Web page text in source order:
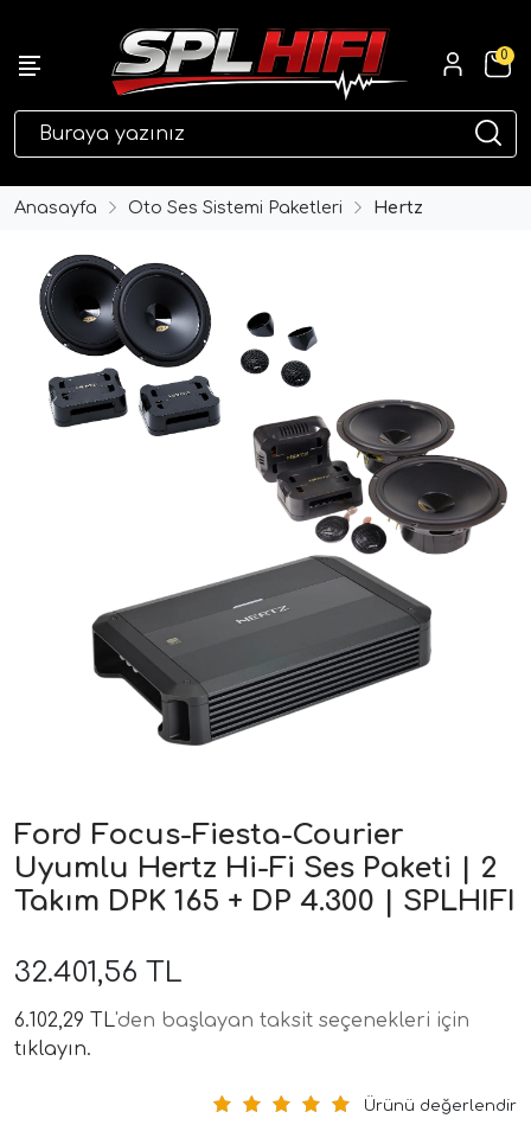
0
Anasayfa Oto Ses Sistemi Paketleri Hertz
Ford Focus-Fiesta-Courier
Uyumlu Hertz Hi-Fi Ses Paketi | 2
Takım DPK 165 + DP 4.300 | SPLHIFI
32.401,56 TL
6.102,29 TL'den başlayan taksit seçenekleri için
tıklayın.
Ürünü değerlendir